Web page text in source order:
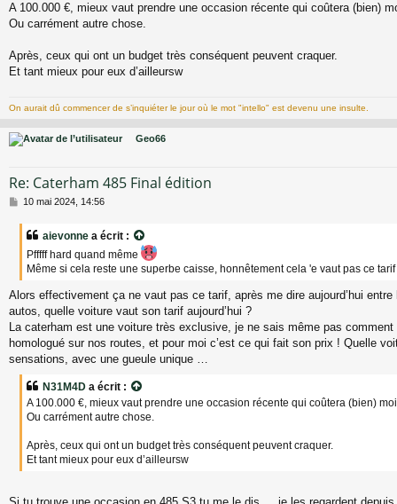
s
s
g
A 100.000 €, mieux vaut prendre une occasion récente qui coûtera (bien)
Ou carrément autre chose.
Après, ceux qui ont un budget très conséquent peuvent craquer.
Et tant mieux pour eux d’ailleursw
On aurait dû commencer de s’inquiéter le jour où le mot "intello" est devenu une insulte.
Geo66
Re: Caterham 485 Final édition
M
e
10 mai 2024, 14:56
aievonne a écrit :
Pfffff hard quand même
Même si cela reste une superbe caisse, honnêtement cela 'e vaut pas ce tarif
Alors effectivement ça ne vaut pas ce tarif, après me dire aujourd’hui
autos, quelle voiture vaut son tarif aujourd’hui ?
La caterham est une voiture très exclusive, je ne sais même pas comment
homologué sur nos routes, et pour moi c’est ce qui fait son prix ! Quelle
sensations, avec une gueule unique …
N31M4D a écrit :
A 100.000 €, mieux vaut prendre une occasion récente qui coûtera (bien)
Ou carrément autre chose.
Après, ceux qui ont un budget très conséquent peuvent craquer.
Et tant mieux pour eux d’ailleursw